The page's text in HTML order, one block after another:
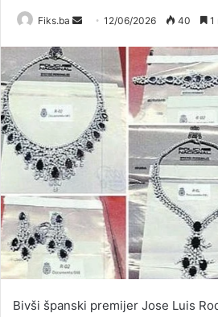
Fiks.ba
Send12/06/2026 40 1
Bivši španski premijer Jose Luis